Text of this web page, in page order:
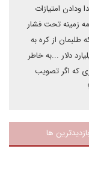
امتیازات
زمینه تحت فشار
طلبمان از کره به
دلار ...به خاطر
که اگر تصویب
ها